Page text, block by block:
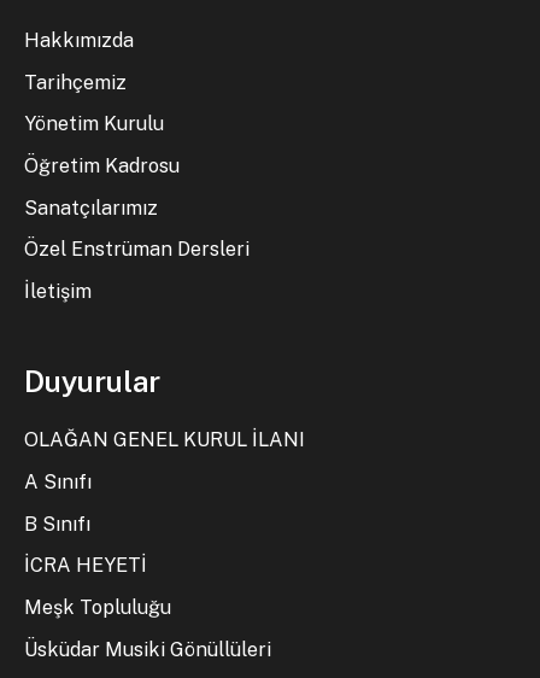
Hakkımızda
Tarihçemiz
Yönetim Kurulu
Öğretim Kadrosu
Sanatçılarımız
Özel Enstrüman Dersleri
İletişim
Duyurular
OLAĞAN GENEL KURUL İLANI
A Sınıfı
B Sınıfı
İCRA HEYETİ
Meşk Topluluğu
Üsküdar Musiki Gönüllüleri